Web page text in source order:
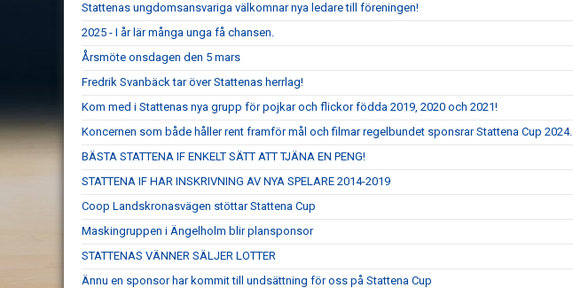
Stattenas ungdomsansvariga välkomnar nya ledare till föreningen!
2025 - I år lär många unga få chansen.
Årsmöte onsdagen den 5 mars
Fredrik Svanbäck tar över Stattenas herrlag!
Kom med i Stattenas nya grupp för pojkar och flickor födda 2019, 2020 och 2021!
Koncernen som både håller rent framför mål och filmar regelbundet sponsrar Stattena Cup 2024.
BÄSTA STATTENA IF ENKELT SÄTT ATT TJÄNA EN PENG!
STATTENA IF HAR INSKRIVNING AV NYA SPELARE 2014-2019
Coop Landskronasvägen stöttar Stattena Cup
Maskingruppen i Ängelholm blir plansponsor
STATTENAS VÄNNER SÄLJER LOTTER
Ännu en sponsor har kommit till undsättning för oss på Stattena Cup